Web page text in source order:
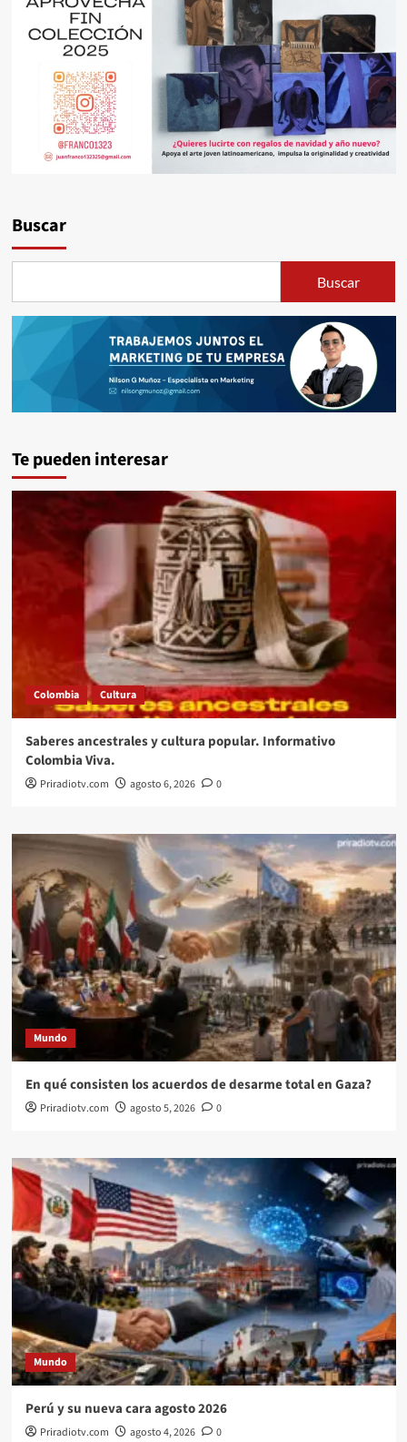
Buscar
Buscar
Te pueden interesar
Colombia Cultura
Saberes ancestrales y cultura popular. Informativo
Colombia Viva.
Priradiotv.com agosto 6, 2026 0
Mundo
En qué consisten los acuerdos de desarme total en Gaza?
Priradiotv.com agosto 5, 2026 0
Mundo
Perú y su nueva cara agosto 2026
Priradiotv.com agosto 4, 2026 0